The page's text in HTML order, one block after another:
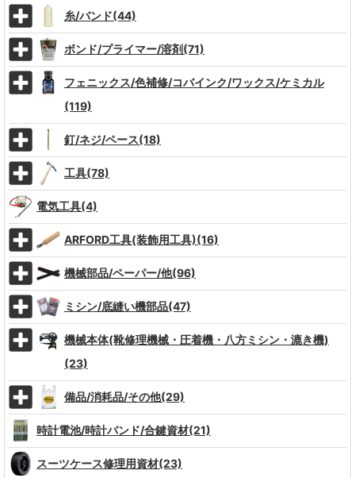
糸/バンド(44)
ボンド/プライマー/溶剤(71)
フェニックス/色補修/コバインク/ワックス/ケミカル
(119)
釘/ネジ/ペース(18)
工具(78)
電気工具(4)
ARFORD工具(装飾用工具)(16)
機械部品/ペーパー/他(96)
ミシン/底縫い機部品(47)
機械本体(靴修理機械・圧着機・八方ミシン・漉き機)
(23)
備品/消耗品/その他(29)
時計電池/時計バンド/合鍵資材(21)
スーツケース修理用資材(23)